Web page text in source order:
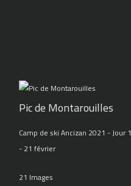
Pic de Montarouilles
Camp de ski Ancizan 2021 - Jour 1
- 21 février
21 Images